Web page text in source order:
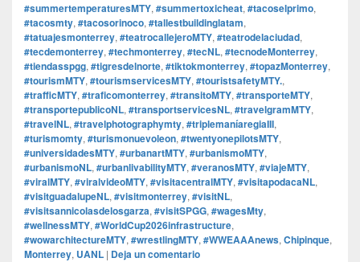
#summertemperaturesMTY, #summertoxicheat, #tacoselprimo,
#tacosmty, #tacosorinoco, #tallestbuildinglatam,
#tatuajesmonterrey, #teatrocallejeroMTY, #teatrodelaciudad,
#tecdemonterrey, #techmonterrey, #tecNL, #tecnodeMonterrey,
#tiendasspgg, #tigresdelnorte, #tiktokmonterrey, #topazMonterrey,
#tourismMTY, #tourismservicesMTY, #touristsafetyMTY.,
#trafficMTY, #traficomonterrey, #transitoMTY, #transporteMTY,
#transportepublicoNL, #transportservicesNL, #travelgramMTY,
#travelNL, #travelphotographymty, #triplemaníaregiaIII,
#turismomty, #turismonuevoleon, #twentyonepilotsMTY,
#universidadesMTY, #urbanartMTY, #urbanismoMTY,
#urbanismoNL, #urbanlivabilityMTY, #veranosMTY, #viajeMTY,
#viralMTY, #viralvideoMTY, #visitacentralMTY, #visitapodacaNL,
#visitguadalupeNL, #visitmonterrey, #visitNL,
#visitsannicolasdelosgarza, #visitSPGG, #wagesMty,
#wellnessMTY, #WorldCup2026infrastructure,
#wowarchitectureMTY, #wrestlingMTY, #WWEAAAnews, Chipinque,
Monterrey, UANL | Deja un comentario